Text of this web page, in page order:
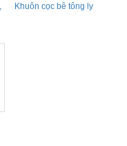
Khuôn cọc bê tông ly